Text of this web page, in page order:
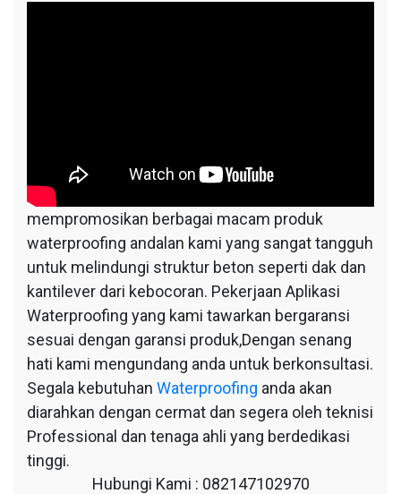
mempromosikan berbagai macam produk
waterproofing andalan kami yang sangat tangguh
untuk melindungi struktur beton seperti dak dan
kantilever dari kebocoran. Pekerjaan Aplikasi
Waterproofing yang kami tawarkan bergaransi
sesuai dengan garansi produk,Dengan senang
hati kami mengundang anda untuk berkonsultasi.
Segala kebutuhan Waterproofing anda akan
diarahkan dengan cermat dan segera oleh teknisi
Professional dan tenaga ahli yang berdedikasi
tinggi.
Hubungi Kami : 082147102970